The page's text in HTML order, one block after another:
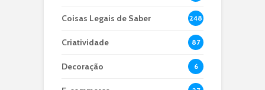
Coisas Legais de Saber 248
Criatividade 87
Decoração 6